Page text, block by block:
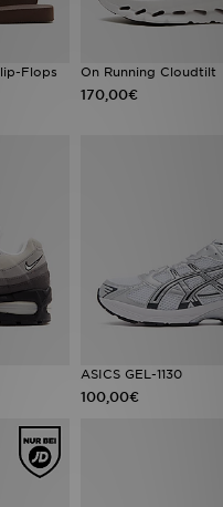
Flops
On Running Cloudtilt
170,00€
ASICS GEL-1130
100,00€